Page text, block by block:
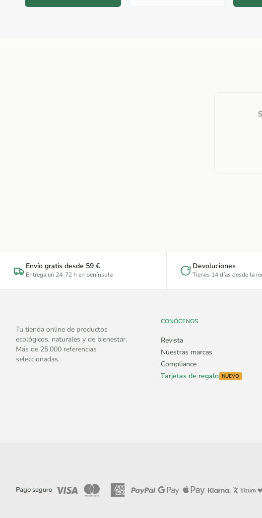
Envío gratis desde 59 €
Entrega en 24-72 h en península
Devoluciones
Tienes 14 días desde la
Tu tienda online de productos
ecológicos, naturales y de bienestar.
Más de 25.000 referencias
seleccionadas.
CONÓCENOS
Revista
Nuestras marcas
Compliance
Tarjetas de regalo NUEVO
Pago seguro